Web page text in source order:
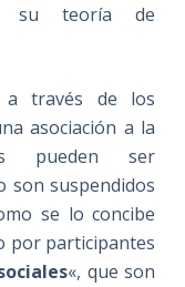
su teoría de
a través de los
asociación a la
pueden ser
son suspendidos
se lo concibe
por participantes
«, que son